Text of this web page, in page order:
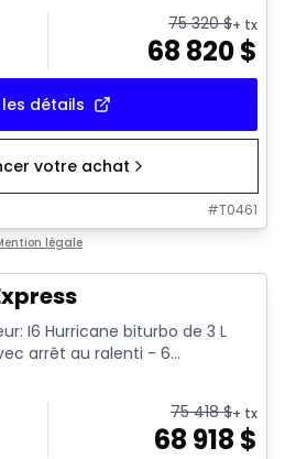
75 320$+ tx
68 820$
détails
votre achat
#T0461
légale
I6 Hurricane biturbo de 3 L
arrêt au ralenti - 6...
75 418$+ tx
68 918 $